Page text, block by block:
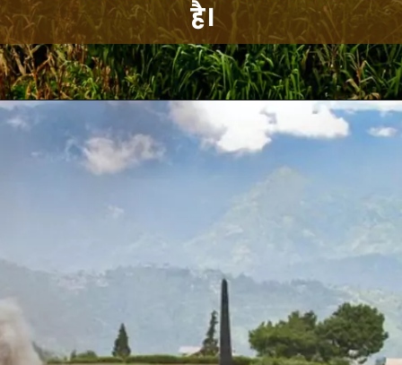
है।